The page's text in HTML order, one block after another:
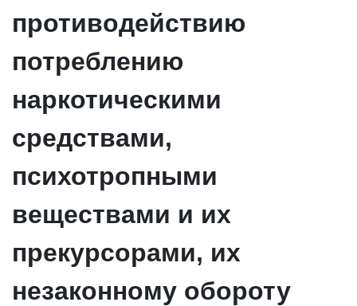
противодействию
потреблению
наркотическими
средствами,
психотропными
веществами и их
прекурсорами, их
незаконному обороту